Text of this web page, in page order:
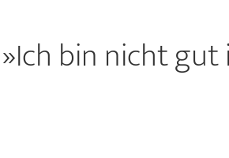
»Ich bin nicht gut